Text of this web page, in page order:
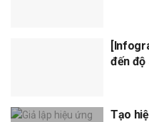
đến độ
Tạo